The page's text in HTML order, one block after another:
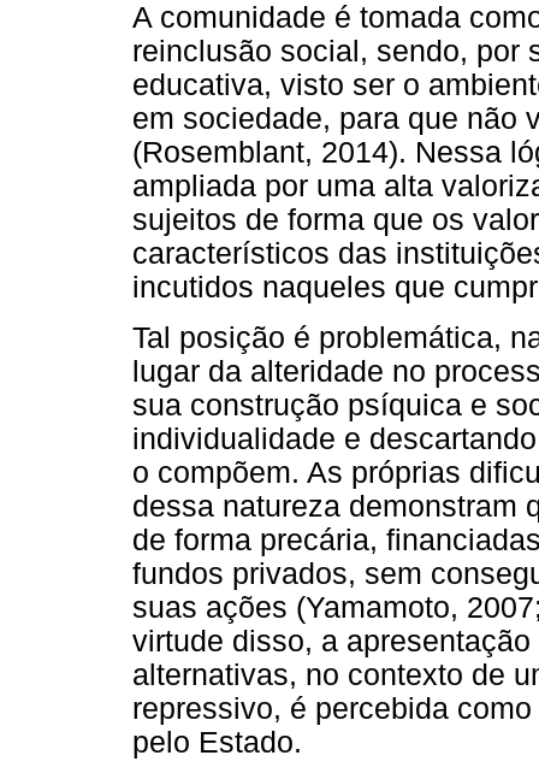
A comunidade é tomada
reinclusão social, sendo, por
educativa, visto ser o
em sociedade, para que não
(Rosemblant, 2014). Nessa
ampliada por uma alta
sujeitos de forma que os
característicos das
incutidos naqueles que
Tal posição é problemática,
lugar da alteridade no
sua construção psíquica e
individualidade e
o compõem. As próprias
dessa natureza demonstram
de forma precária,
fundos privados, sem
suas ações (Yamamoto,
virtude disso, a
alternativas, no contexto de
repressivo, é percebida
pelo Estado.